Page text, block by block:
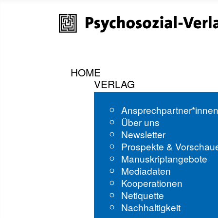
HOME
VERLAG
Über uns
Newsletter
Prospekte &
Manuskriptangebote
Mediadaten
Kooperationen
Netiquette
Nachhaltigkeit